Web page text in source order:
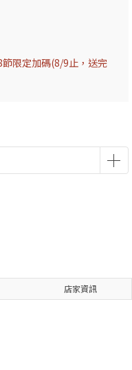
節限定加碼(8/9止，送完
店家資訊